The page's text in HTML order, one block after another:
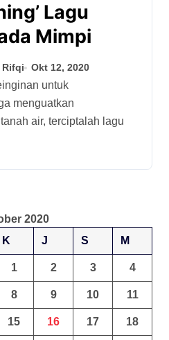
Lagu
Mimpi
Rifqi Okt 12, 2020
menguatkan
air, terciptalah lagu
2020
K J S M
1 2 3 4
8 9 10 11
15 16 17 18